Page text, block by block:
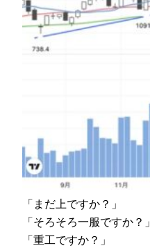
「まだ上ですか？」
「そろそろ一服ですか？」
「重工ですか？」